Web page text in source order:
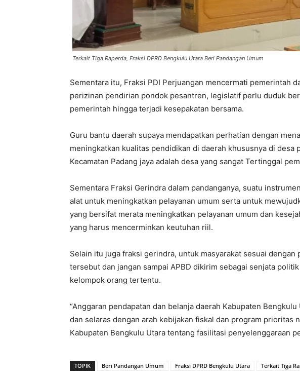
Terkait Tiga Raperda, Fraksi DPRD Bengkulu Utara Beri Pandangan Umum
Sementara itu, Fraksi PDI Perjuangan mencermati pemerintah
perizinan pendirian pondok pesantren, legislatif perlu duduk
pemerintah hingga terjadi kesepakatan bersama.
Guru bantu daerah supaya mendapatkan perhatian dengan
meningkatkan kualitas pendidikan di daerah khususnya di desa
Kecamatan Padang jaya adalah desa yang sangat Tertinggal
Sementara Fraksi Gerindra dalam pandanganya, suatu
alat untuk meningkatkan pelayanan umum serta untuk
yang bersifat merata meningkatkan pelayanan umum dan
yang harus mencerminkan keutuhan riil.
Selain itu juga fraksi gerindra, untuk masyarakat sesuai
tersebut dan jangan sampai APBD dikirim sebagai senjata
kelompok orang tertentu.
“Anggaran pendapatan dan belanja daerah Kabupaten
dan selaras dengan arah kebijakan fiskal dan program prioritas
Kabupaten Bengkulu Utara tentang fasilitasi penyelenggaraan
TOPIK Beri Pandangan Umum Fraksi DPRD Bengkulu Utara Terkait Tiga